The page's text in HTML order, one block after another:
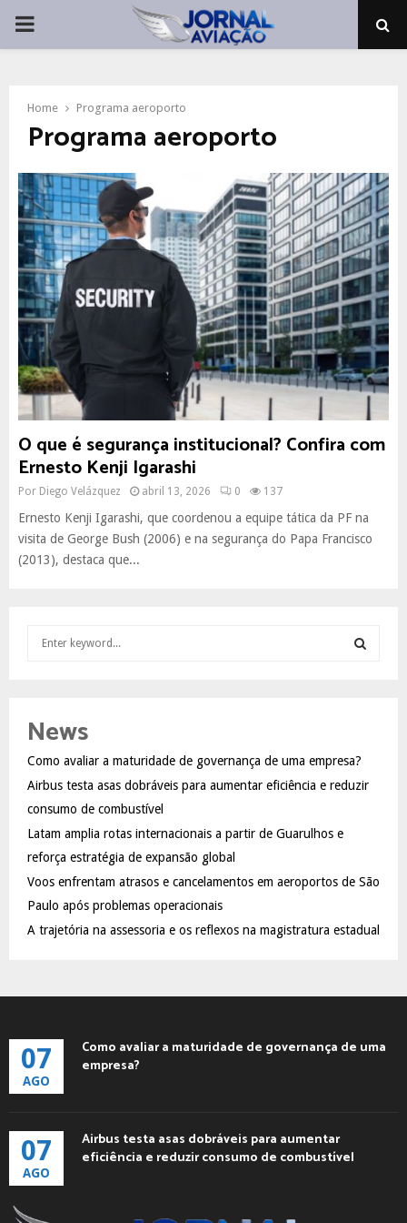
PRIMARY
Home Programa aeroporto
Programa aeroporto
O que é segurança institucional? Confira com
Ernesto Kenji Igarashi
Por Diego Velázquez abril 13, 2026 0 137
Ernesto Kenji Igarashi, que coordenou a equipe tática da PF na
visita de George Bush (2006) e na segurança do Papa Francisco
(2013), destaca que...
h
o
r
:
R
News
Como avaliar a maturidade de governança de uma empresa?
Airbus testa asas dobráveis para aumentar eficiência e reduzir
consumo de combustível
Latam amplia rotas internacionais a partir de Guarulhos e
reforça estratégia de expansão global
Voos enfrentam atrasos e cancelamentos em aeroportos de São
Paulo após problemas operacionais
A trajetória na assessoria e os reflexos na magistratura estadual
07
AGO
Como avaliar a maturidade de governança de uma
empresa?
07
AGO
Airbus testa asas dobráveis para aumentar
eficiência e reduzir consumo de combustível